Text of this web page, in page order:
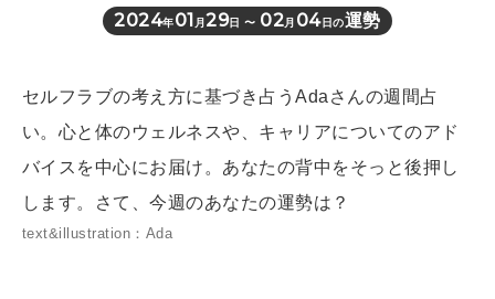
[12星座別] Monthly Love Holoscope
女神まり愛のタロットメッセージ
算命学がわかる今月のあなた
HEALTH
LEARN
2024年01 月 29日 〜 02月 04日の運勢
セルフラブの考え方に基づき占うAdaさんの週間占
い。心と体のウェルネスや、キャリアについてのアド
バイスを中心にお届け。あなたの背中をそっと後押し
します。さて、今週のあなたの運勢は？
text&illustration：Ada